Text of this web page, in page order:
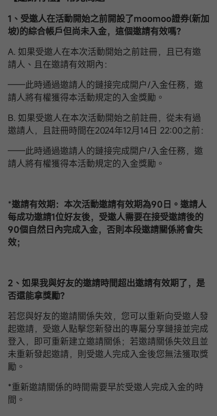
1、受邀人在活動開始之前開設了moomoo證券(新加
坡)的綜合帳戶但尚未入金，這個邀請有效嗎？
A. 如果受邀人在本次活動開始之前註冊，且已有邀
請人、且在邀請有效期內：
——此時通過邀請人的鏈接完成開户/入金任務，邀
請人將有權獲得本活動規定的入金獎勵。
B. 如果受邀人在本次活動開始之前註冊，從未有過
邀請人，且註冊時間在2024年12月14日 22:00之前：
——此時通過邀請人的鏈接完成開户/入金任務，邀
請人將有權獲得本活動規定的入金獎勵。
*邀請有效期：本次活動邀請有效期為90日。邀請人
每成功邀請1位好友後，受邀人需要在接受邀請後的
90個自然日內完成入金，否則本段邀請關係將會失
效；
2、如果我與好友的邀請時間超出邀請有效期了，是
否還能拿獎勵？
若您與好友的邀請關係失效，您可以重新向受邀人發
起邀請，受邀人點擊您新發出的專屬分享鏈接並完成
登入，即可重新建立邀請關係；若邀請關係失效且並
未重新發起邀請，則受邀人完成入金後您無法獲取獎
勵。
*重新邀請關係的時間需要早於受邀人完成入金的時
間。